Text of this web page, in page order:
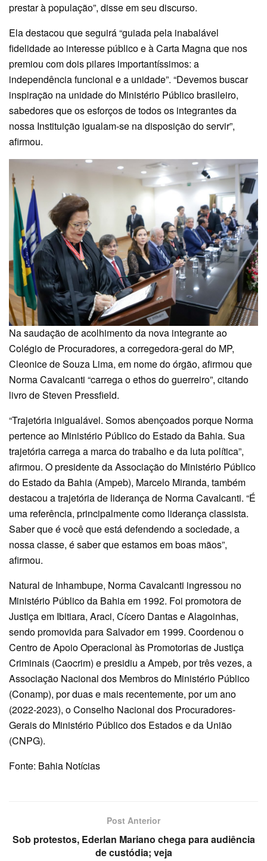
prestar à população”, disse em seu discurso.
Ela destacou que seguirá “guiada pela inabalável
fidelidade ao interesse público e à Carta Magna que nos
premiou com dois pilares importantíssimos: a
independência funcional e a unidade”. “Devemos buscar
inspiração na unidade do Ministério Público brasileiro,
sabedores que os esforços de todos os integrantes da
nossa Instituição igualam-se na disposição do servir”,
afirmou.
Na saudação de acolhimento da nova integrante ao
Colégio de Procuradores, a corregedora-geral do MP,
Cleonice de Souza Lima, em nome do órgão, afirmou que
Norma Cavalcanti “carrega o ethos do guerreiro”, citando
livro de Steven Pressfield.
“Trajetória inigualável. Somos abençoados porque Norma
pertence ao Ministério Público do Estado da Bahia. Sua
trajetória carrega a marca do trabalho e da luta política”,
afirmou. O presidente da Associação do Ministério Público
do Estado da Bahia (Ampeb), Marcelo Miranda, também
destacou a trajetória de liderança de Norma Cavalcanti. “É
uma referência, principalmente como liderança classista.
Saber que é você que está defendendo a sociedade, a
nossa classe, é saber que estamos em boas mãos”,
afirmou.
Natural de Inhambupe, Norma Cavalcanti ingressou no
Ministério Público da Bahia em 1992. Foi promotora de
Justiça em Ibitiara, Araci, Cícero Dantas e Alagoinhas,
sendo promovida para Salvador em 1999. Coordenou o
Centro de Apoio Operacional às Promotorias de Justiça
Criminais (Caocrim) e presidiu a Ampeb, por três vezes, a
Associação Nacional dos Membros do Ministério Público
(Conamp), por duas e mais recentemente, por um ano
(2022-2023), o Conselho Nacional dos Procuradores-
Gerais do Ministério Público dos Estados e da União
(CNPG).
Fonte: Bahia Notícias
Post Anterior
Sob protestos, Ederlan Mariano chega para audiência
de custódia; veja